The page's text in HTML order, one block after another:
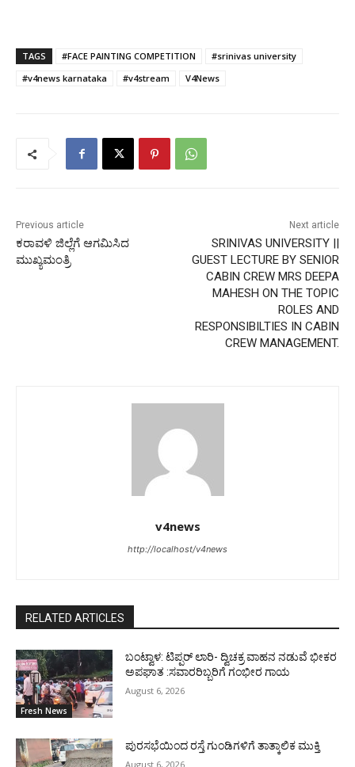
TAGS #FACE PAINTING COMPETITION
#srinivas university
#v4news karnataka
#v4stream V4News
Previous article
ಕರಾವಳಿ ಜಿಲ್ಲೆಗೆ ಆಗಮಿಸಿದ
ಮುಖ್ಯಮಂತ್ರಿ
Next article
SRINIVAS UNIVERSITY ||
GUEST LECTURE BY SENIOR
CABIN CREW MRS DEEPA
MAHESH ON THE TOPIC
ROLES AND
RESPONSIBILTIES IN CABIN
CREW MANAGEMENT.
v4news
http://localhost/v4news
RELATED ARTICLES
Fresh News
ಬಂಟ್ವಾಳ: ಟಿಪ್ಪರ್ ಲಾರಿ- ದ್ವಿಚಕ್ರ ವಾಹನ ನಡುವೆ ಭೀಕರ
ಅಪಘಾತ :ಸವಾರರಿಬ್ಬರಿಗೆ ಗಂಭೀರ ಗಾಯ
August 6, 2026
ಪುರಸಭೆಯಿಂದ ರಸ್ತೆ ಗುಂಡಿಗಳಿಗೆ ತಾತ್ಕಾಲಿಕ ಮುಕ್ತಿ
August 6, 2026